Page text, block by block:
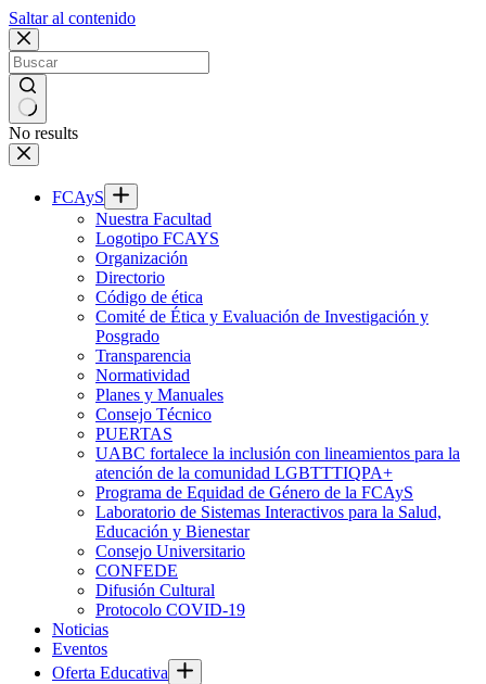
Saltar al contenido
No results
FCAyS
Nuestra Facultad
Logotipo FCAYS
Organización
Directorio
Código de ética
Comité de Ética y Evaluación de Investigación y
Posgrado
Transparencia
Normatividad
Planes y Manuales
Consejo Técnico
PUERTAS
UABC fortalece la inclusión con lineamientos para la
atención de la comunidad LGBTTTIQPA+
Programa de Equidad de Género de la FCAyS
Laboratorio de Sistemas Interactivos para la Salud,
Educación y Bienestar
Consejo Universitario
CONFEDE
Difusión Cultural
Protocolo COVID-19
Noticias
Eventos
Oferta Educativa